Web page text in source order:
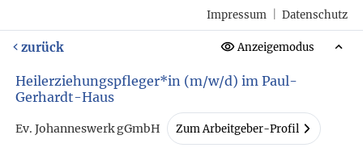
Impressum Datenschutz
zurück Anzeigemodus
Heilerziehungspfleger*in (m/w/d) im Paul-
Gerhardt-Haus
Ev. Johanneswerk gGmbH Zum Arbeitgeber-Profil